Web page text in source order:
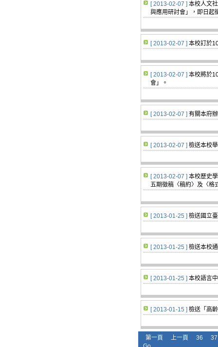
[ 2013-02-07 ] 本校人文
與應用研討會」，即日起
[ 2013-02-07 ] 本校訂於
[ 2013-02-07 ] 本校將於
會」。
[ 2013-02-07 ] 有關本府
[ 2013-02-07 ] 檢送本校
[ 2013-02-07 ] 本校歷史
五期徵稿〈稿約〉及〈格
[ 2013-01-25 ] 檢送國立
[ 2013-01-25 ] 檢送本校
[ 2013-01-25 ] 本校語言
[ 2013-01-15 ] 檢送「高
第一頁 上一頁 36
37